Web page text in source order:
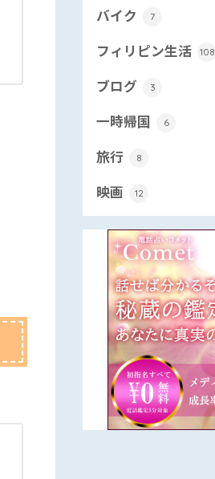
バイク 7
フィリピン生活 108
ブログ 3
一時帰国 6
旅行 8
映画 12